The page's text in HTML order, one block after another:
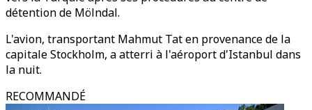
détention de Mölndal.
L'avion, transportant Mahmut Tat en provenance de la
capitale Stockholm, a atterri à l'aéroport d'Istanbul dans
la nuit.
RECOMMANDÉ